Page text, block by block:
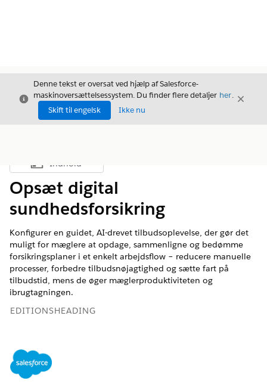
Luk
Denne tekst er oversat ved hjælp af Salesforce-
maskinoversættelsessystem. Du finder flere detaljer her.
Skift til engelsk
Ikke nu
Luk
Vis indholdsfortegnelse
Indhold
Opsæt digital
sundhedsforsikring
Konfigurer en guidet, AI-drevet tilbudsoplevelse, der gør det
muligt for mæglere at opdage, sammenligne og bedømme
forsikringsplaner i et enkelt arbejdsflow – reducere manuelle
processer, forbedre tilbudsnøjagtighed og sætte fart på
tilbudstid, mens de øger mæglerproduktiviteten og
ibrugtagningen.
EDITIONSHEADING
Tilgængelig i:
tillægslicenser til Health Cloud, Digital Insurance og